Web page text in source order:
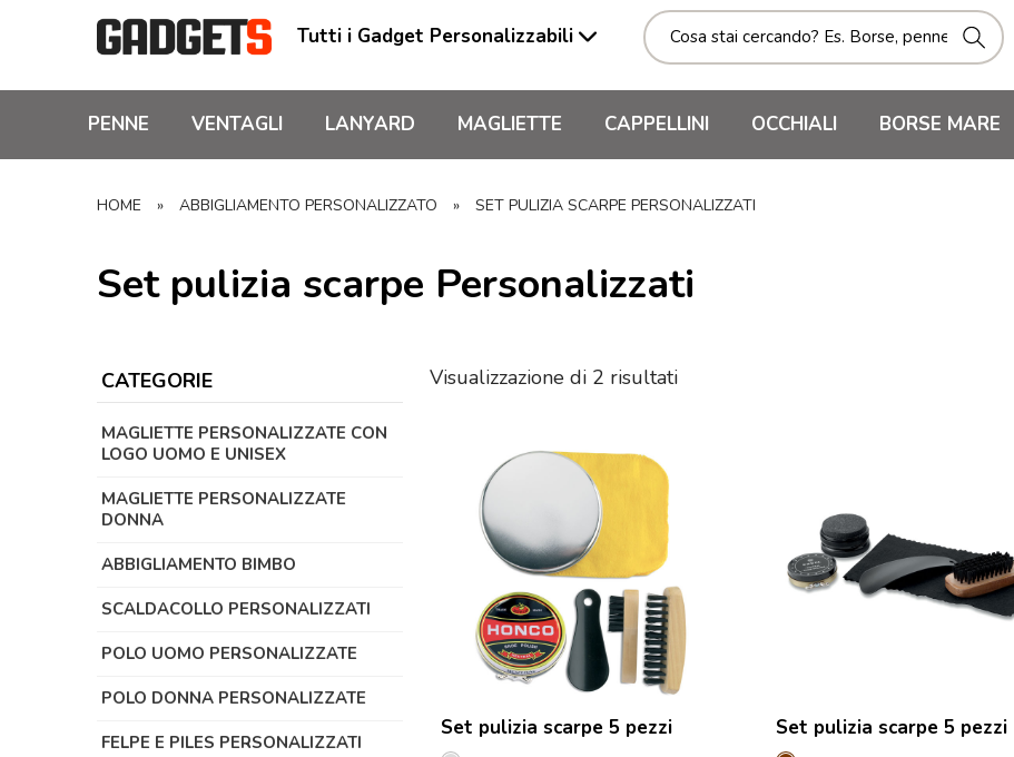
Tutti i Gadget Personalizzabili
PENNE VENTAGLI LANYARD MAGLIETTE CAPPELLINI OCCHIALI BORSE MARE
HOME » ABBIGLIAMENTO PERSONALIZZATO » SET PULIZIA SCARPE PERSONALIZZATI
Set pulizia scarpe Personalizzati
CATEGORIE
MAGLIETTE PERSONALIZZATE CON
LOGO UOMO E UNISEX
MAGLIETTE PERSONALIZZATE
DONNA
ABBIGLIAMENTO BIMBO
SCALDACOLLO PERSONALIZZATI
POLO UOMO PERSONALIZZATE
POLO DONNA PERSONALIZZATE
FELPE E PILES PERSONALIZZATI
Visualizzazione di 2 risultati
Set pulizia scarpe 5 pezzi
Set pulizia scarpe 5 pezzi